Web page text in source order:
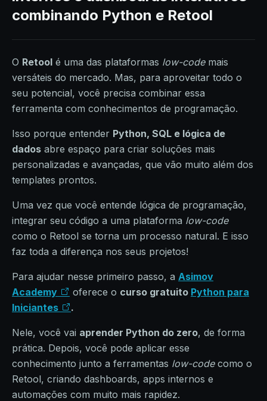
combinando Python e Retool
O Retool é uma das plataformas low-codemais
versáteis do mercado. Mas, para aproveitar todo o
seu potencial, você precisa combinar essa
ferramenta com conhecimentos de programação.
Isso porque entender Python, SQL e lógica de
dados abre espaço para criar soluções mais
personalizadas e avançadas, que vão muito além dos
templates prontos.
Uma vez que você entende lógica de programação,
integrar seu código a uma plataforma low-code
como o Retool se torna um processo natural. E isso
faz toda a diferença nos seus projetos!
Para ajudar nesse primeiro passo, a Asimov
Academy
oferece o curso gratuito Python para
Iniciantes
.
Nele, você vai aprender Python do zero, de forma
prática. Depois, você pode aplicar esse
conhecimento junto a ferramentas low-codecomo o
Retool, criando dashboards, apps internos e
automações com muito mais rapidez.